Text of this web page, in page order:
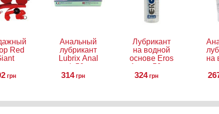
Red
грн
Анальный
лубрикант
Lubrix Anal
gel, 50 мл
314грн
Лубрикант
на водной
основе Eros
Aqua, 50 мл
324грн
на